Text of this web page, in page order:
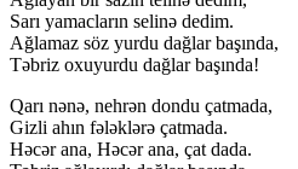
Sarı yamacların selinə dedim.
Ağlamaz söz yurdu dağlar başında,
Təbriz oxuyurdu dağlar başında!
Qarı nənə, nehrən dondu çatmada,
Gizli ahın fələklərə çatmada.
Həcər ana, Həcər ana, çat dada.